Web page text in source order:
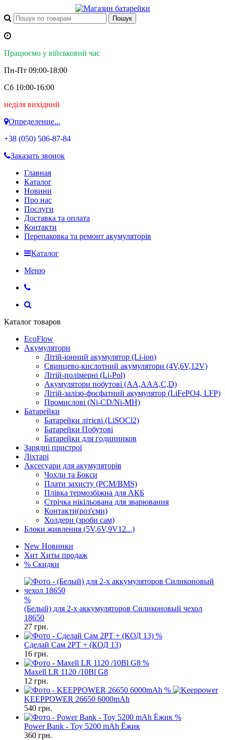
Працюємо у військовий час
Пн-Пт 09:00-18:00
Сб 10:00-16:00
неділя вихідний
Определение...
+38 (050) 506-87-84
Заказать звонок
Главная
Каталог
Новини
Про нас
Послуги
Доставка та оплата
Контакти
Перепаковка та ремонт акумуляторів
Каталог
Меню
Каталог товаров
EcoFlow
Акумулятори
Літій-іонний акумулятор (Li-ion)
Свинцево-кислотний акумулятори (4V,6V,12V)
Літій-полімерні (Li-Pol)
Акумулятори побутові (AA,AAA,C,D)
Літій-залізо-фосфатний акумулятор (LiFePO4, LFP)
Промислові (Ni-CD/Ni-MH)
Батарейки
Батарейки літієві (LiSOCl2)
Батарейки Побутові
Батарейки для годинников
Зарядні пристрої
Ліхтарі
Аксесуари для акумуляторів
Чохли та Бокси
Плати захисту (PCM/BMS)
Плівка термозбіжна для АКБ
Стрічка нікільована для зварювання
Контакти(роз'єми)
Холдери (зроби сам)
Блоки живлення (5V,6V,9V12...)
New Новинки
Хит Хиты продаж
% Скидки
%
(Белый) для 2-х аккумуляторов Силиконовый чехол
18650
27 грн.
%
Сделай Сам 2PT + (КОД 13)
16 грн.
%
Maxell LR 1120 /10Bl G8
12 грн.
%
KEEPPOWER 26650 6000mAh
540 грн.
%
Power Bank - Toy 5200 mAh Ёжик
360 грн.